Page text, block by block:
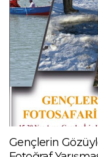
Gençlerin